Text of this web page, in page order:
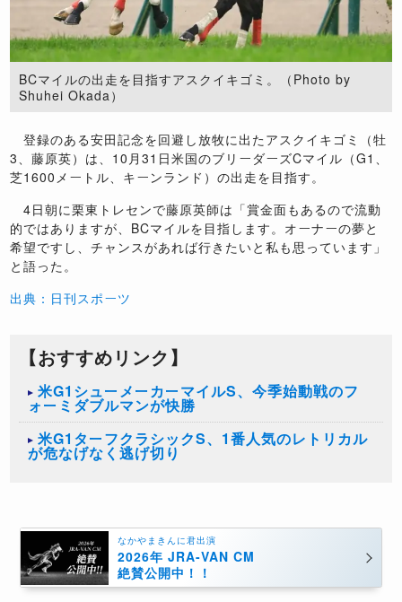
BCマイルの出走を目指すアスクイキゴミ。（Photo by
Shuhei Okada）
登録のある安田記念を回避し放牧に出たアスクイキゴミ（牡
3、藤原英）は、10月31日米国のブリーダーズCマイル（G1、
芝1600メートル、キーンランド）の出走を目指す。
4日朝に栗東トレセンで藤原英師は「賞金面もあるので流動
的ではありますが、BCマイルを目指します。オーナーの夢と
希望ですし、チャンスがあれば行きたいと私も思っています」
と語った。
出典：日刊スポーツ
【おすすめリンク】
米G1シューメーカーマイルS、今季始動戦のフ
ォーミダブルマンが快勝
米G1ターフクラシックS、1番人気のレトリカル
が危なげなく逃げ切り
なかやまきんに君出演
2026年 JRA-VAN CM
絶賛公開中！！